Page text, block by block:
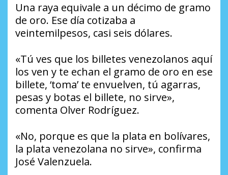
Una raya equivale a un décimo de gramo
de oro. Ese día cotizaba a
veintemilpesos, casi seis dólares.
«Tú ves que los billetes venezolanos aquí
los ven y te echan el gramo de oro en ese
billete, ‘toma’ te envuelven, tú agarras,
pesas y botas el billete, no sirve»,
comenta Olver Rodríguez.
«No, porque es que la plata en bolívares,
la plata venezolana no sirve», confirma
José Valenzuela.